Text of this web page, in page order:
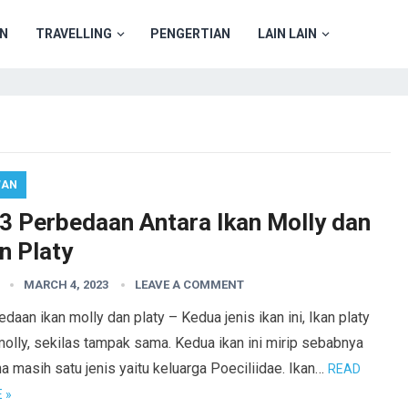
TRAVELLING PENGERTIAN LAIN LAIN
Perbedaan Antara Ikan Molly dan
Platy
MARCH 4, 2023 LEAVE A COMMENT
ikan molly dan platy – Kedua jenis ikan ini, Ikan platy
sekilas tampak sama. Kedua ikan ini mirip sebabnya
masih satu jenis yaitu keluarga Poeciliidae. Ikan… READ
»